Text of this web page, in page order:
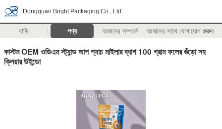
Dongguan Bright Packaging Co., Ltd.
বাড়ি পণ্য আমাদের সম্পর্কে আমাদের সাথে যোগাযোগ করুন
>>
কাস্টম OEM ওডিএম স্ট্যান্ড আপ প্যাচ মাইলার ব্যাগ 100 গ্রাম ফলের গুঁড়ো সহ
ক্লিয়ার উইন্ডো